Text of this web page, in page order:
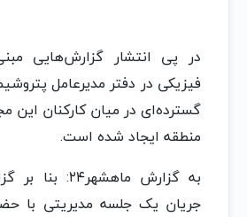
در پی انتشار گزارش‌هایی
فیزیکی در دفتر مدیرعامل
گسترده‌ای در میان کارکنان این
منطقه ایجاد شده است.
به گزارش
جریان یک جلسه مدیریتی با